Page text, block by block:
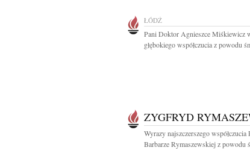
ŁÓDŹ
Pani Doktor Agnieszce Miśkiewicz
głębokiego współczucia z powodu
ZYGFRYD
Wyrazy najszczerszego współczucia
Barbarze Rymaszewskiej z powodu